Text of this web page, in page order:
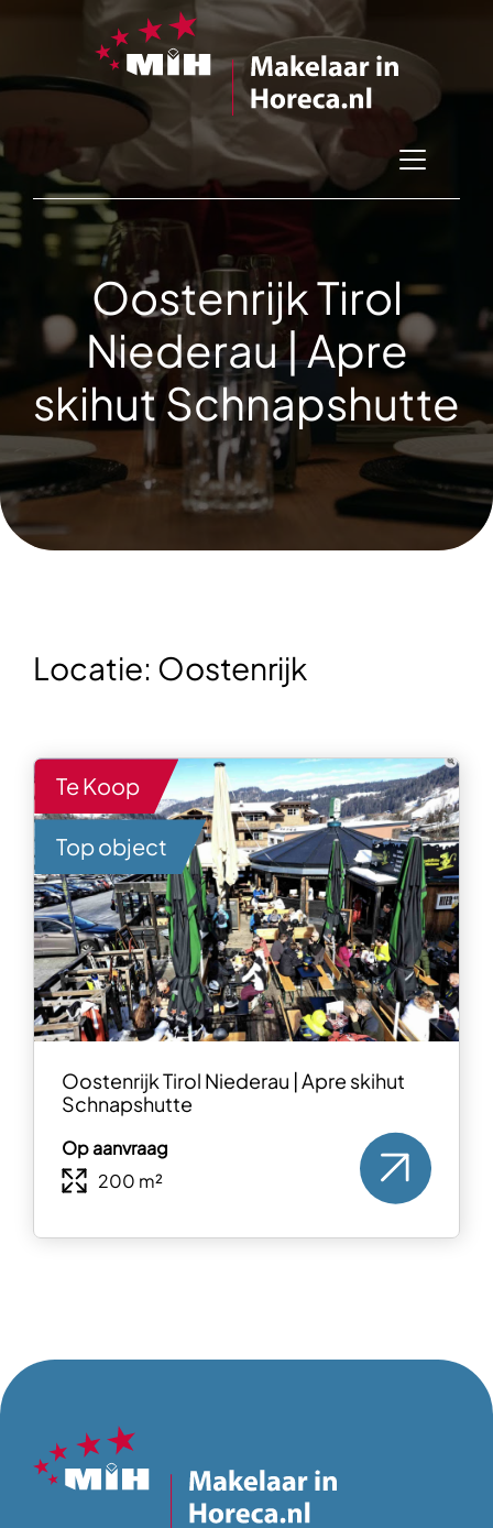
Oostenrijk Tirol
Niederau | Apre
skihut Schnapshutte
Locatie: Oostenrijk
Te Koop
Top object
Oostenrijk Tirol Niederau | Apre skihut
Schnapshutte
Op aanvraag
200 m²